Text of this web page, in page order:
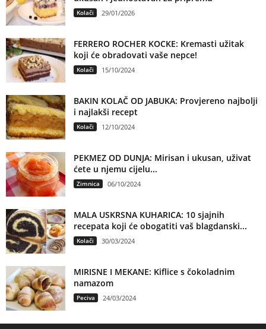
Kolači 29/01/2026
FERRERO ROCHER KOCKE: Kremasti užitak
koji će obradovati vaše nepce!
Kolači 15/10/2024
BAKIN KOLAČ OD JABUKA: Provjereno najbolji
i najlakši recept
Kolači 12/10/2024
PEKMEZ OD DUNJA: Mirisan i ukusan, uživat
ćete u njemu cijelu...
Zimnica 06/10/2024
MALA USKRSNA KUHARICA: 10 sjajnih
recepata koji će obogatiti vaš blagdanski...
Kolači 30/03/2024
MIRISNE I MEKANE: Kiflice s čokoladnim
namazom
Peciva 24/03/2024